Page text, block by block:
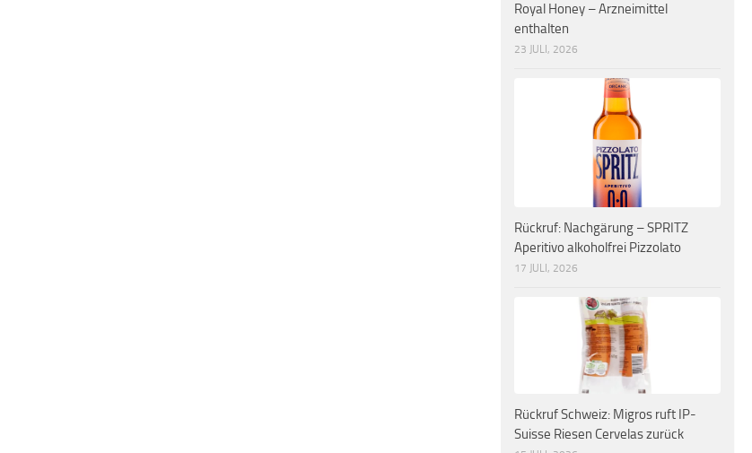
Royal Honey – Arzneimittel
enthalten
23 JULI, 2026
Rückruf: Nachgärung – SPRITZ
Aperitivo alkoholfrei Pizzolato
17 JULI, 2026
Rückruf Schweiz: Migros ruft IP-
Suisse Riesen Cervelas zurück